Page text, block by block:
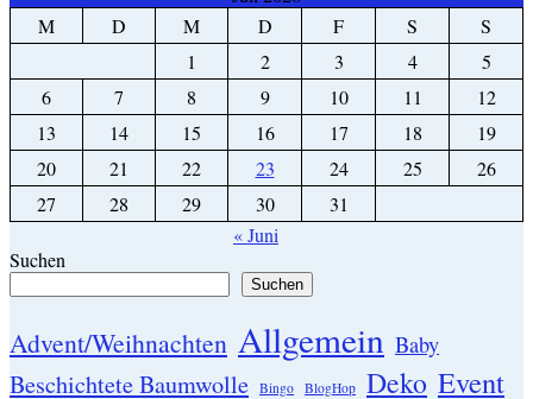
M
D M D F S
S
1
2 3 4
5
6
7 8 9 10 11
12
13
14 15 16 17 18
19
20
21 22 23 24 25
26
27
28 29 30
31
« Juni
Suchen
Suchen
Advent/Weihnachten Allgemein Baby
Beschichtete Baumwolle Bingo BlogHop Deko Event